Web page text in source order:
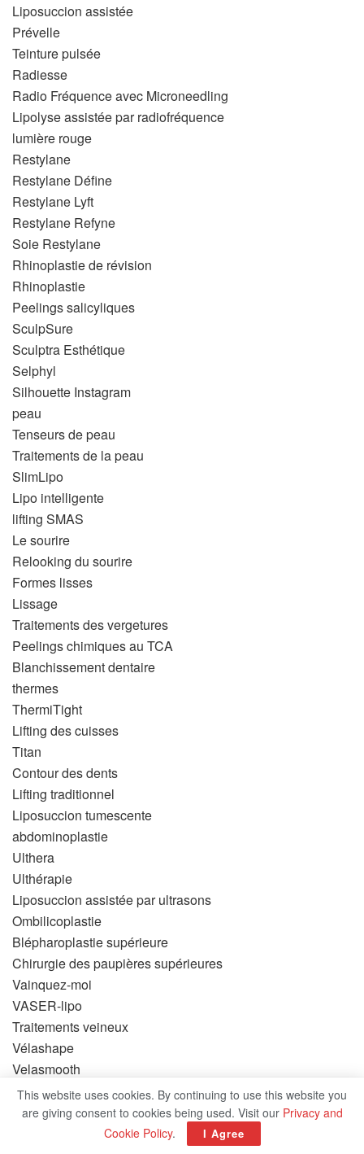
Liposuccion assistée
Prévelle
Teinture pulsée
Radiesse
Radio Fréquence avec Microneedling
Lipolyse assistée par radiofréquence
lumière rouge
Restylane
Restylane Défine
Restylane Lyft
Restylane Refyne
Soie Restylane
Rhinoplastie de révision
Rhinoplastie
Peelings salicyliques
SculpSure
Sculptra Esthétique
Selphyl
Silhouette Instagram
peau
Tenseurs de peau
Traitements de la peau
SlimLipo
Lipo intelligente
lifting SMAS
Le sourire
Relooking du sourire
Formes lisses
Lissage
Traitements des vergetures
Peelings chimiques au TCA
Blanchissement dentaire
thermes
ThermiTight
Lifting des cuisses
Titan
Contour des dents
Lifting traditionnel
Liposuccion tumescente
abdominoplastie
Ulthera
Ulthérapie
Liposuccion assistée par ultrasons
Ombilicoplastie
Blépharoplastie supérieure
Chirurgie des paupières supérieures
Vainquez-moi
VASER-lipo
Traitements veineux
Vélashape
Velasmooth
Placages
Xéomin
This website uses cookies. By continuing to use this website you
are giving consent to cookies being used. Visit our Privacy and
Cookie Policy. I Agree